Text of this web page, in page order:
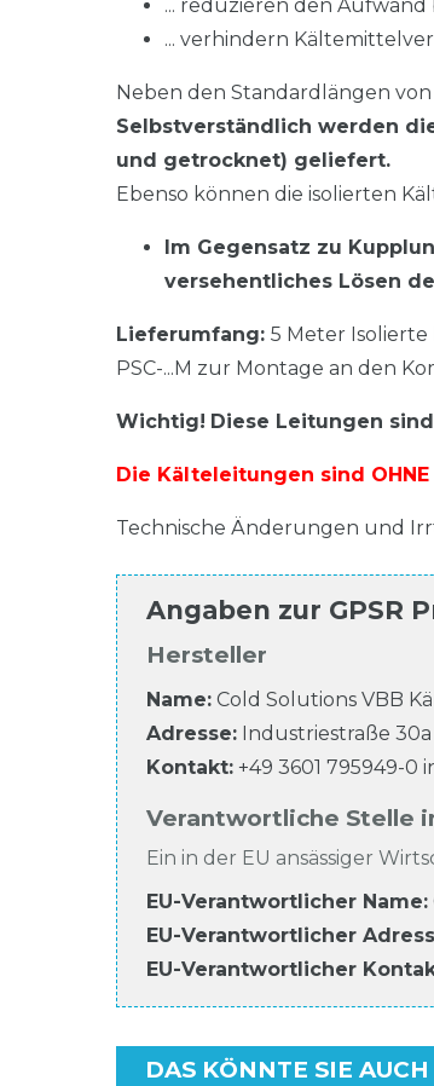
... reduzieren den
... verhindern
Neben den Standardlängen
Selbstverständlich werden
und getrocknet) geliefert.
Ebenso können die isolierten
Im Gegensatz zu
versehentliches Lösen
Lieferumfang: 5 Meter
PSC-...M zur Montage an den
Wichtig! Diese Leitungen
Die Kälteleitungen sind
Technische Änderungen und
Angaben zur GPSR
Hersteller
Name: Cold Solutions VBB
Adresse: Industriestraße 30a
Kontakt: +49 3601 795949-0
Verantwortliche Stelle
Ein in der EU ansässiger
EU-Verantwortlicher Name:
EU-Verantwortlicher
EU-Verantwortlicher
DAS KÖNNTE SIE